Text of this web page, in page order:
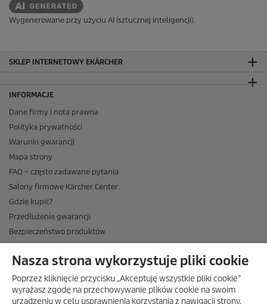
Wygenerowane przy użyciu AI (sztucznej inteligencji).
SKLEP INTERNETOWY EKÄRCHER
INFORMACJE
Dane firmy i nota prawna
Polityka prywatności
Warunki gwarancji
Mapa strony
FAQ – często zadawane pytania
Salony firmowe Kärcher Center
Gdzie kupić?
Przedłużenie gwarancji
Bezpieczeństwo produktów
Newsletter Kärcher
ADRES
BIURO OBSŁUGI KLIENTA
Nasza strona wykorzystuje pliki cookie
Poprzez kliknięcie przycisku „Akceptuję wszystkie pliki cookie”
wyrażasz zgodę na przechowywanie plików cookie na swoim
urządzeniu w celu usprawnienia korzystania z nawigacji strony,